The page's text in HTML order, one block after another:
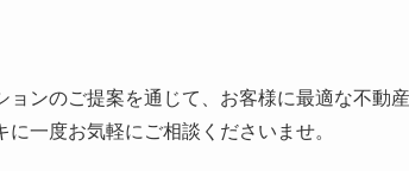
ンのご提案を通じて、お客様に最適な不動
一度お気軽にご相談くださいませ。